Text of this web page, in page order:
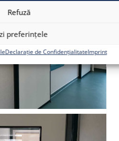
Refuză
preferințele
Declarație de Confidențialitate Imprint